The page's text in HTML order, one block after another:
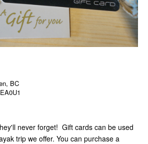
BC
never forget! Gift cards can be used
trip we offer. You can purchase a